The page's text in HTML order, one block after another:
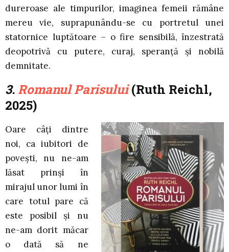
dureroase ale timpurilor, imaginea femeii rămâne
mereu vie, suprapunându-se cu portretul unei
statornice luptătoare – o fire sensibilă, înzestrată
deopotrivă cu putere, curaj, speranţă şi nobilă
demnitate.
3.Romanul Parisului(Ruth Reichl,
2025)
Oare câţi dintre
noi, ca iubitori de
poveşti, nu ne-am
lăsat prinși în
mirajul unor lumi în
care totul pare că
este posibil și nu
ne-am dorit măcar
o dată să ne